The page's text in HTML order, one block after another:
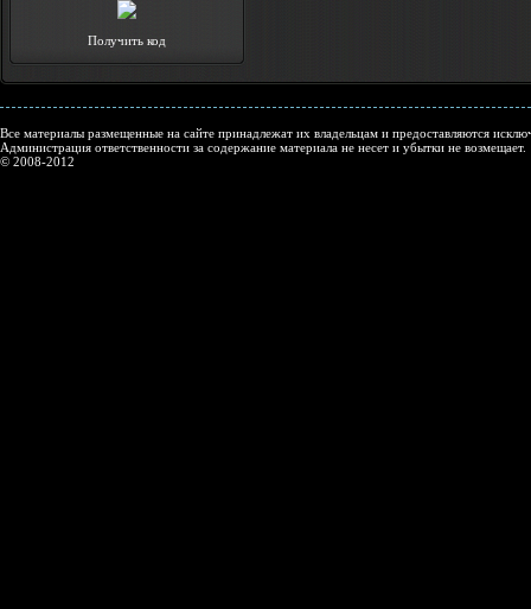
Получить код
Все материалы размещенные на сайте принадлежат их владельцам и предоставляются
Администрация ответственности за содержание материала не несет и убытки не возмещает.
© 2008-2012